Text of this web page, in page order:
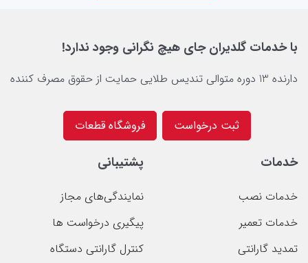
با خدمات گلدیران جای هیچ نگرانی وجود ندارد!
دارنده 13 دوره متوالی تندیس طلایی حمایت از حقوق مصرف کننده
ثبت درخواست فروشگاه قطعات
خدمات
خدمات نصب
خدمات تعمیر
تمدید گارانتی
پشتیبانی
نمایندگی‌های مجاز
پیگیری درخواست ها
کنترل گارانتی دستگاه